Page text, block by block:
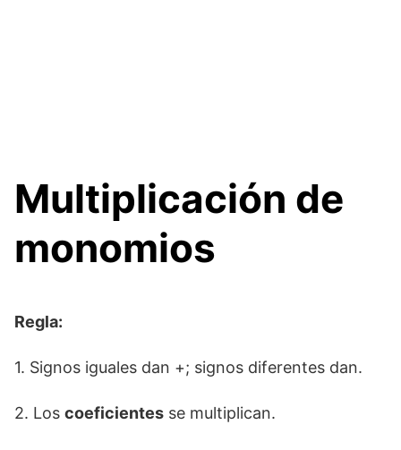
Multiplicación de
monomios
Regla:
1. Signos iguales dan +; signos diferentes dan.
2. Los coeficientes se multiplican.